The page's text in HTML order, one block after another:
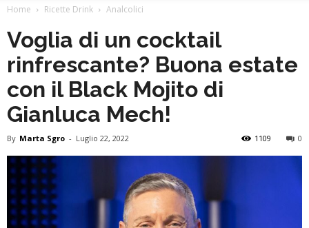
Home Ricette Drink Analcolici
Voglia di un cocktail
rinfrescante? Buona estate
con il Black Mojito di
Gianluca Mech!
By Marta Sgro - Luglio 22, 2022 0
1109